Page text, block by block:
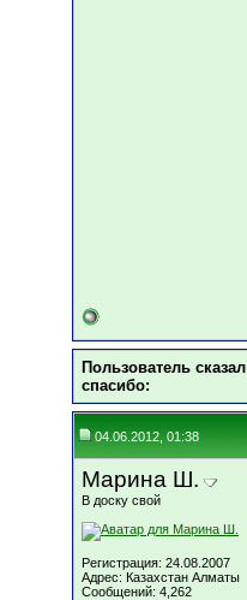
Пользователь сказал
cпасибо:
04.06.2012, 01:38
Марина Ш.
В доску свой
Регистрация: 24.08.2007
Адрес: Казахстан Алматы
Сообщений: 4,262